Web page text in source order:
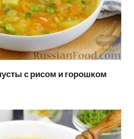
с рисом и горошком